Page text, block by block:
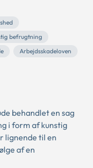
befrugtning
Arbejdsskadeloven
behandlet en sag
i form af kunstig
lignende til en
af en